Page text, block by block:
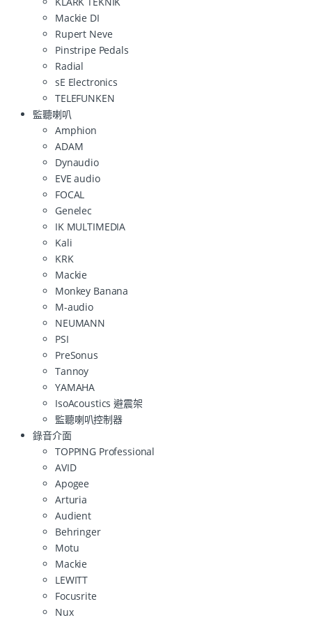
Mackie DI
Rupert Neve
Pinstripe Pedals
Radial
sE Electronics
TELEFUNKEN
監聽喇叭
Amphion
ADAM
Dynaudio
EVE audio
FOCAL
Genelec
IK MULTIMEDIA
Kali
KRK
Mackie
Monkey Banana
M-audio
NEUMANN
PSI
PreSonus
Tannoy
YAMAHA
IsoAcoustics 避震架
監聽喇叭控制器
錄音介面
TOPPING Professional
AVID
Apogee
Arturia
Audient
Behringer
Motu
Mackie
LEWITT
Focusrite
Nux